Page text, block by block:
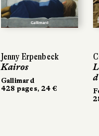
Jenny Erpenbeck
Kairos
Gallimard
428 pages, 24 €
Jenny Erpenbeck
Kairos
Gallimard
428 pages, 24 €